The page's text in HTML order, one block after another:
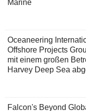
Marine
Oceaneering
Offshore Projects
mit einem großen
Harvey Deep Sea
Falcon's Beyond